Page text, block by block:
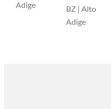
Adige
BZ | Alto
Adige